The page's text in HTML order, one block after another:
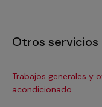
Otros servicios
Trabajos generales y
acondicionado